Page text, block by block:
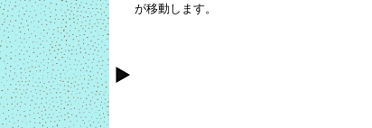
が移動します。